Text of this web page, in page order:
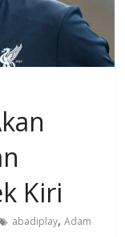
Kiri
abadiplay,Adam